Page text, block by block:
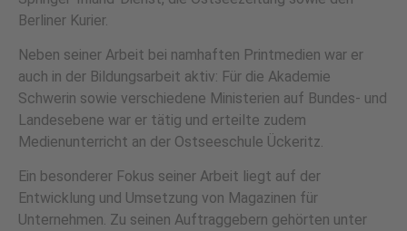
Berliner Kurier.
Neben seiner Arbeit bei namhaften Printmedien war er
auch in der Bildungsarbeit aktiv: Für die Akademie
Schwerin sowie verschiedene Ministerien auf Bundes- und
Landesebene war er tätig und erteilte zudem
Medienunterricht an der Ostseeschule Ückeritz.
Ein besonderer Fokus seiner Arbeit liegt auf der
Entwicklung und Umsetzung von Magazinen für
Unternehmen. Zu seinen Auftraggebern gehörten unter